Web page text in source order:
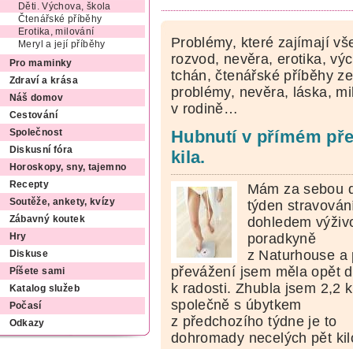
Děti. Výchova, škola
Čtenářské příběhy
Erotika, milování
Meryl a její příběhy
Pro maminky
Zdraví a krása
Náš domov
Cestování
Společnost
Diskusní fóra
Horoskopy, sny, tajemno
Recepty
Soutěže, ankety, kvízy
Zábavný koutek
Hry
Diskuse
Píšete sami
Katalog služeb
Počasí
Odkazy
Problémy, které zajímají
rozvod, nevěra, erotika,
tchán, čtenářské příběhy
problémy, nevěra, láska,
v rodině…
Hubnutí v přímém
kila.
Mám za sebou
týden
dohledem
poradkyně
z Naturhouse a
převážení jsem měla opět
k radosti. Zhubla jsem 2,2
společně s úbytkem
z předchozího týdne je to
dohromady necelých pět